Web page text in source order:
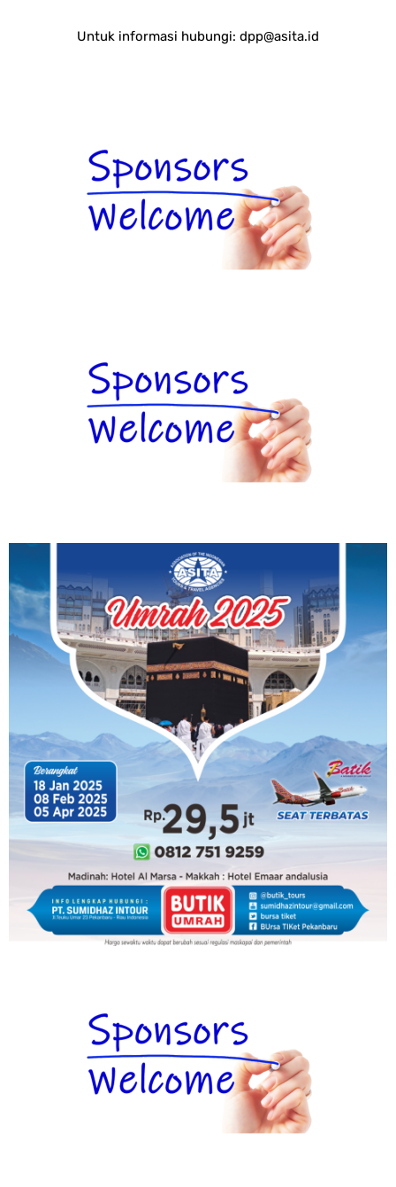
Untuk informasi hubungi: dpp@asita.id